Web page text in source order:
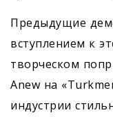
Предыдущие
вступлением к
творческом
Anew на
индустрии